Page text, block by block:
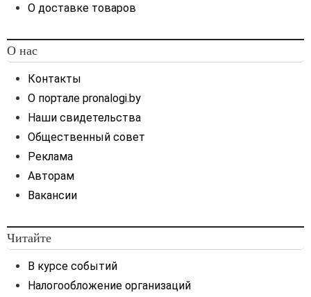
О доставке товаров
О нас
Контакты
О портале pronalogi.by
Наши свидетельства
Общественный совет
Реклама
Авторам
Вакансии
Читайте
В курсе событий
Налогообложение организаций